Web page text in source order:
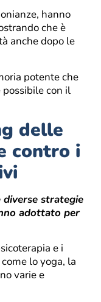
hanno
che è
anche dopo le
potente che
possibile con il
delle
contro i
diverse strategie
adottato per
e i
lo yoga, la
varie e